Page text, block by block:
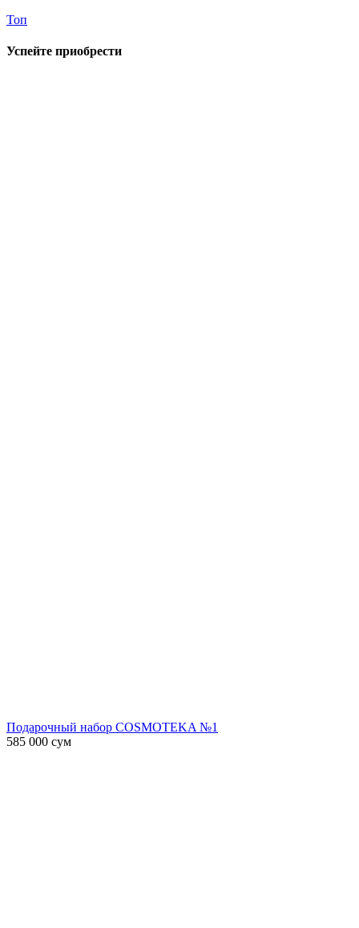
Топ
Успейте приобрести
Подарочный набор COSMOTEKA №1
585 000 сум